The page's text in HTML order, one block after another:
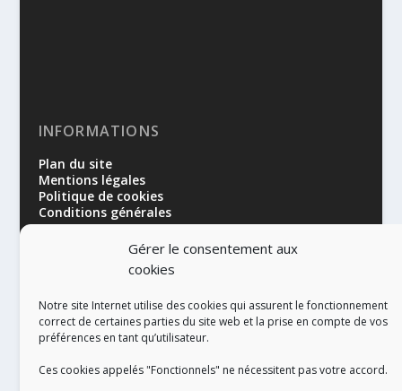
Gérer le consentement aux
cookies
Notre site Internet utilise des cookies qui assurent le fonctionnement
correct de certaines parties du site web et la prise en compte de vos
préférences en tant qu’utilisateur.
Ces cookies appelés "Fonctionnels" ne nécessitent pas votre accord.
INFORMATIONS
Plan du site
Mentions légales
Politique de cookies
Conditions générales